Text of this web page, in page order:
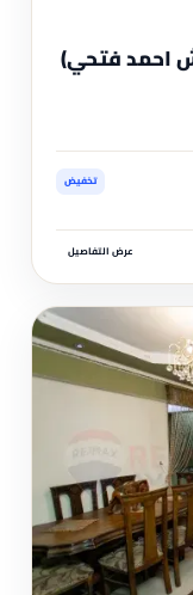
تخفيض
عرض التفاصيل